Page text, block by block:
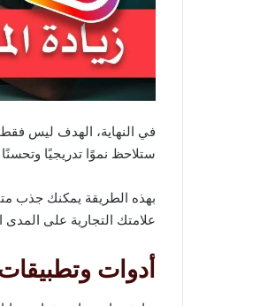
في النهاية، الهدف ليس
ستلاحظ نموًا تدريجيًا
بهذه الطريقة يمكنك جذب
علامتك التجارية على المدى
أدوات